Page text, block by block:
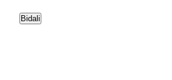
Bidali